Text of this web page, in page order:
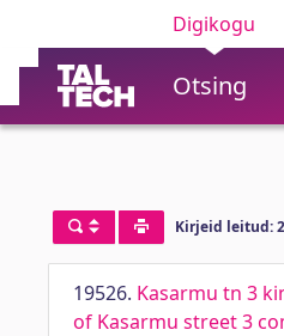
Digikogu
Otsing
Kirjeid leitud:
19526. Kasarmu tn 3
of Kasarmu street 3